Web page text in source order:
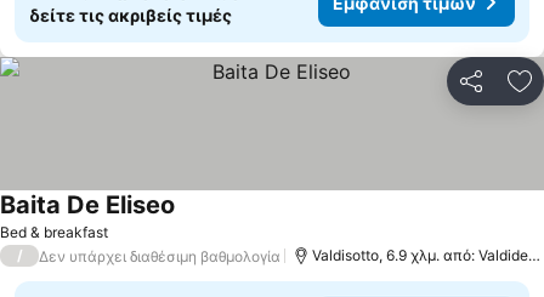
δείτε τις ακριβείς τιμές
Bed & breakfast
Baita De Eliseo
/ Δεν υπάρχει διαθέσιμη βαθμολογία Valdisotto, 6.9 χλμ. από: Valdidentro